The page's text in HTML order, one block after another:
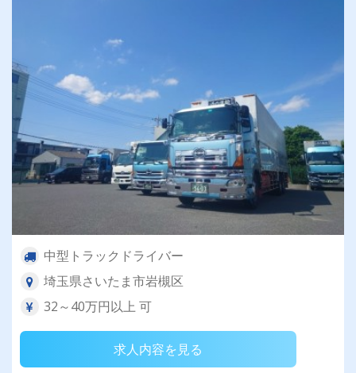
中型トラックドライバー
埼玉県さいたま市岩槻区
32～40万円以上 可
求人内容を見る